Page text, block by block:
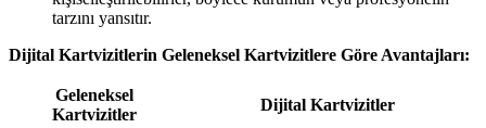
tarzını yansıtır.
Dijital Kartvizitlerin Geleneksel Kartvizitlere Göre Avantajları:
Geleneksel
Kartvizitler
Dijital Kartvizitler